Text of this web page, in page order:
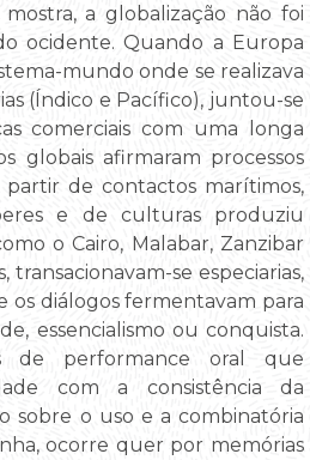
a globalização não foi
ocidente. Quando a Europa
mundo onde se realizava
(Índico e Pacífico), juntou-se
comerciais com uma longa
globais afirmaram processos
de contactos marítimos,
e de culturas produziu
o Cairo, Malabar, Zanzibar
transacionavam-se especiarias,
os diálogos fermentavam para
essencialismo ou conquista.
de performance oral que
com a consistência da
sobre o uso e a combinatória
ocorre quer por memórias